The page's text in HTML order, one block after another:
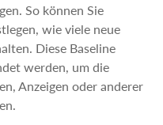
So können Sie
wie viele neue
Diese Baseline
werden, um die
Anzeigen oder anderer